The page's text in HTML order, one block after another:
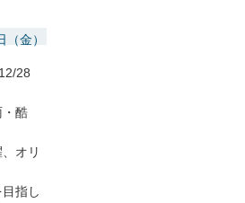
金）
28
酷
オリ
指し